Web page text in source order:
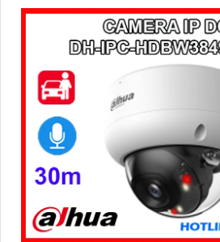
phương tiện, tăng độ chính xác